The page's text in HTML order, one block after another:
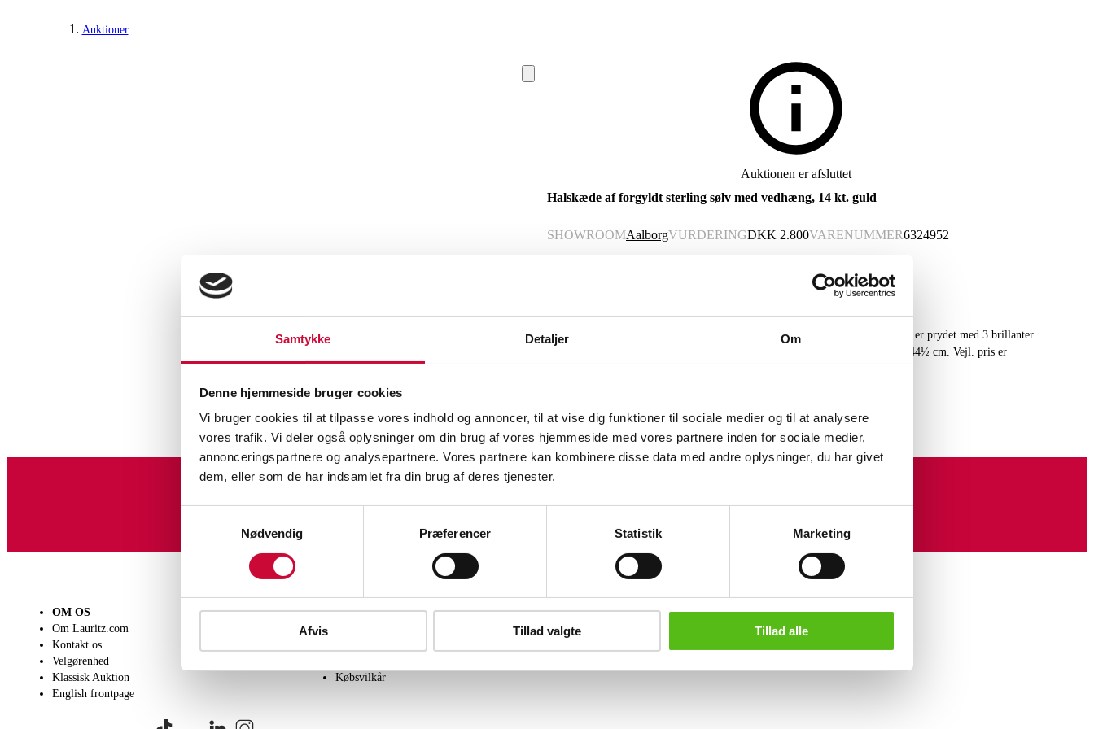
Samtykke Detaljer Om
Denne hjemmeside bruger cookies
Vi bruger cookies til at tilpasse vores indhold og annoncer, til at vise dig funktioner til sociale medier og til at analysere
vores trafik. Vi deler også oplysninger om din brug af vores hjemmeside med vores partnere inden for sociale medier,
annonceringspartnere og analysepartnere. Vores partnere kan kombinere disse data med andre oplysninger, du har givet
dem, eller som de har indsamlet fra din brug af deres tjenester.
Nødvendig
Præferencer Statistik Marketing
Afvis Tillad valgte Tillad alle
Auktioner
Auktionen er afsluttet
Halskæde af forgyldt sterling sølv med vedhæng, 14 kt. guld
SHOWROOMAalborgVURDERINGDKK 2.800VARENUMMER6324952
Halskæde af forgyldt sterling sølv, med vedhæng udført i 14 kt. guld. vedhæng er prydet med 3 brillanter.
Samlet ca. 0.15 ct. Farve: Wesselton/H. Klarhed: SI. Længde på halskæden er 44½ cm. Vejl. pris er
7.995,-.
Lignende varer
Tilmeld dig vores nyhedsbrev og modtag nyheder samt tilbud direkte i din email.
OM OS
Om Lauritz.com
Kontakt os
Velgørenhed
Klassisk Auktion
English frontpage
SÆLG
KØB
Købsvilkår